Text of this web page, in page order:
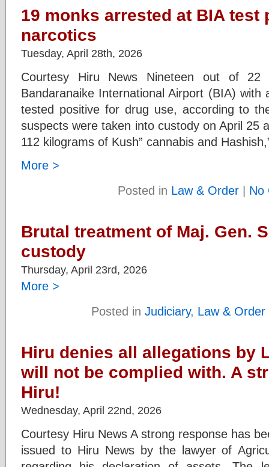
19 monks arrested at BIA test
narcotics
Tuesday, April 28th, 2026
Courtesy Hiru News Nineteen out of 22
Bandaranaike International Airport (BIA)
tested positive for drug use, according to
suspects were taken into custody on April 25
112 kilograms of Kush” cannabis and
More >
Posted in Law & Order| No
Brutal treatment of Maj. Gen.
custody
Thursday, April 23rd, 2026
More >
Posted in Judiciary, Law & Order
Hiru denies all allegations by
will not be complied with. A
Hiru!
Wednesday, April 22nd, 2026
Courtesy Hiru News A strong response has
issued to Hiru News by the lawyer of